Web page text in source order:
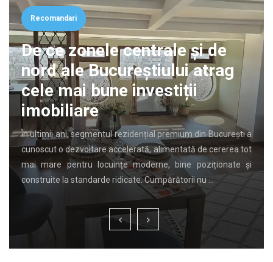
Recomandari
De ce zonele centrale și de
nord ale Bucureștiului atrag
cele mai bune investiții
imobiliare
În ultimii ani, segmentul rezidențial premium din București a
cunoscut o dezvoltare accelerată, alimentată de cererea tot
mai mare pentru locuințe moderne, bine poziționate și
construite la standarde ridicate. Cumpărătorii nu …